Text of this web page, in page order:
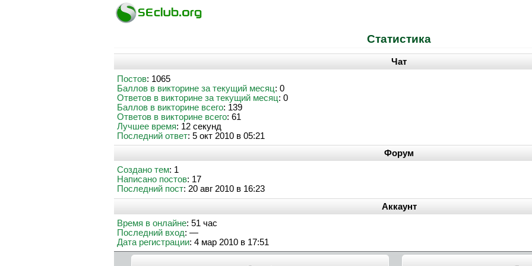
Статистика
Чат
Постов: 1065
Баллов в викторине за текущий месяц: 0
Ответов в викторине за текущий месяц: 0
Баллов в викторине всего: 139
Ответов в викторине всего: 61
Лучшее время: 12 секунд
Последний ответ: 5 окт 2010 в 05:21
Форум
Создано тем: 1
Написано постов: 17
Последний пост: 20 авг 2010 в 16:23
Аккаунт
Время в онлайне: 51 час
Последний вход: —
Дата регистрации: 4 мар 2010 в 17:51